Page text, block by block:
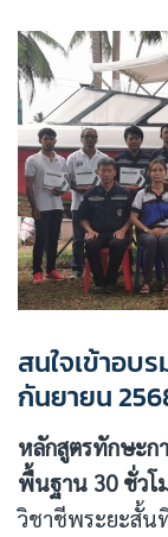
สนใจเข้าอบ
กันยายน
หลักสูตรทักษะก
พื้นฐาน 30 ชั่วโ
วิชาชีพระยะสั้น